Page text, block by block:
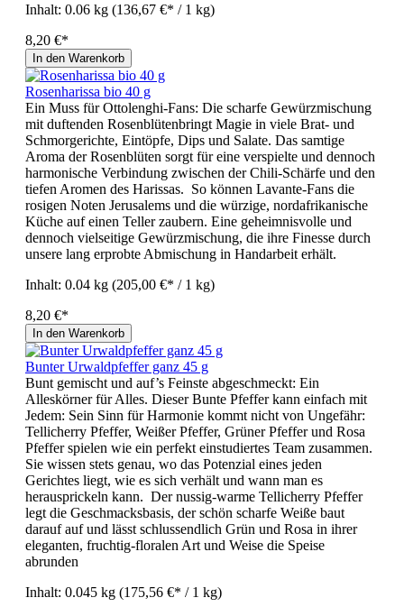
Inhalt: 0.06 kg (136,67 €* / 1 kg)
8,20 €*
In den Warenkorb
Rosenharissa bio 40 g
Ein Muss für Ottolenghi-Fans: Die scharfe Gewürzmischung
mit duftenden Rosenblütenbringt Magie in viele Brat- und
Schmorgerichte, Eintöpfe, Dips und Salate. Das samtige
Aroma der Rosenblüten sorgt für eine verspielte und dennoch
harmonische Verbindung zwischen der Chili-Schärfe und den
tiefen Aromen des Harissas. So können Lavante-Fans die
rosigen Noten Jerusalems und die würzige, nordafrikanische
Küche auf einen Teller zaubern. Eine geheimnisvolle und
dennoch vielseitige Gewürzmischung, die ihre Finesse durch
unsere lang erprobte Abmischung in Handarbeit erhält.
Inhalt: 0.04 kg (205,00 €* / 1 kg)
8,20 €*
In den Warenkorb
Bunter Urwaldpfeffer ganz 45 g
Bunt gemischt und auf’s Feinste abgeschmeckt: Ein
Alleskörner für Alles. Dieser Bunte Pfeffer kann einfach mit
Jedem: Sein Sinn für Harmonie kommt nicht von Ungefähr:
Tellicherry Pfeffer, Weißer Pfeffer, Grüner Pfeffer und Rosa
Pfeffer spielen wie ein perfekt einstudiertes Team zusammen.
Sie wissen stets genau, wo das Potenzial eines jeden
Gerichtes liegt, wie es sich verhält und wann man es
herausprickeln kann. Der nussig-warme Tellicherry Pfeffer
legt die Geschmacksbasis, der schön scharfe Weiße baut
darauf auf und lässt schlussendlich Grün und Rosa in ihrer
eleganten, fruchtig-floralen Art und Weise die Speise
abrunden
Inhalt: 0.045 kg (175,56 €* / 1 kg)